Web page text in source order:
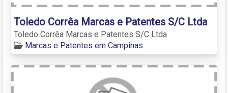
Toledo Corrêa Marcas e Patentes S/C Ltda
Toledo Corrêa Marcas e Patentes S/C Ltda
Marcas e Patentes em Campinas